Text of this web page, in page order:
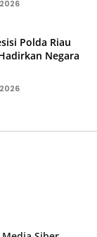
Polda Riau
Negara